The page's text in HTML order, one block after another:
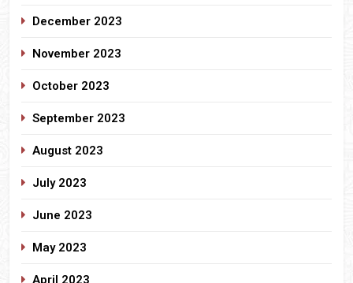
December 2023
November 2023
October 2023
September 2023
August 2023
July 2023
June 2023
May 2023
April 2023